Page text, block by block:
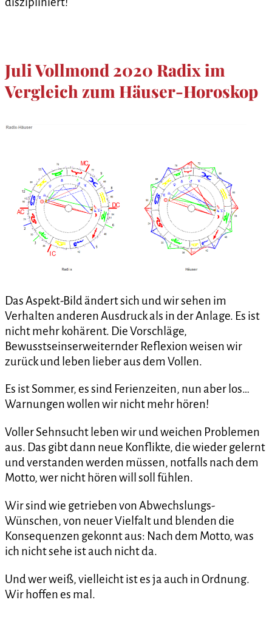
Juli Vollmond 2020 Radix im
Vergleich zum Häuser-Horoskop
Das Aspekt-Bild ändert sich und wir sehen im
Verhalten anderen Ausdruck als in der Anlage. Es ist
nicht mehr kohärent. Die Vorschläge,
Bewusstseinserweiternder Reflexion weisen wir
zurück und leben lieber aus dem Vollen.
Es ist Sommer, es sind Ferienzeiten, nun aber los…
Warnungen wollen wir nicht mehr hören!
Voller Sehnsucht leben wir und weichen Problemen
aus. Das gibt dann neue Konflikte, die wieder gelernt
und verstanden werden müssen, notfalls nach dem
Motto, wer nicht hören will soll fühlen.
Wir sind wie getrieben von Abwechslungs-
Wünschen, von neuer Vielfalt und blenden die
Konsequenzen gekonnt aus: Nach dem Motto, was
ich nicht sehe ist auch nicht da.
Und wer weiß, vielleicht ist es ja auch in Ordnung.
Wir hoffen es mal.